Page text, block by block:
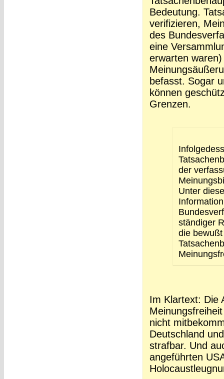
Bedeutung.
verifizieren,
des
eine
erwarten
befasst. Sogar
können
Grenzen.
der
Unter
ständiger
die
Im Klartext: Die
nicht
Deutschland
strafbar. Und
angeführten